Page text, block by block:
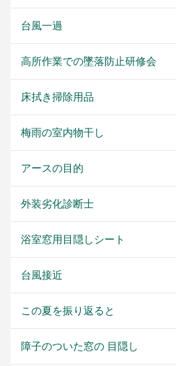
台風一過
高所作業での墜落防止研修会
床拭き掃除用品
梅雨の室内物干し
アースの目的
外装劣化診断士
浴室窓用目隠しシート
台風接近
この夏を振り返ると
障子のついた窓の 目隠し